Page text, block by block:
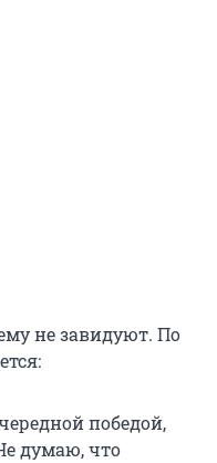
не завидуют. По
победой,
думаю, что